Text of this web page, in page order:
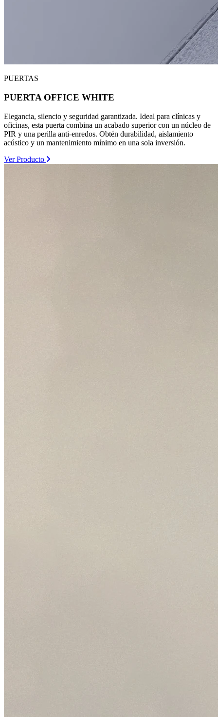
PUERTAS
PUERTA OFFICE WHITE
Elegancia, silencio y seguridad garantizada. Ideal para clínicas y
oficinas, esta puerta combina un acabado superior con un núcleo de
PIR y una perilla anti-enredos. Obtén durabilidad, aislamiento
acústico y un mantenimiento mínimo en una sola inversión.
Ver Producto